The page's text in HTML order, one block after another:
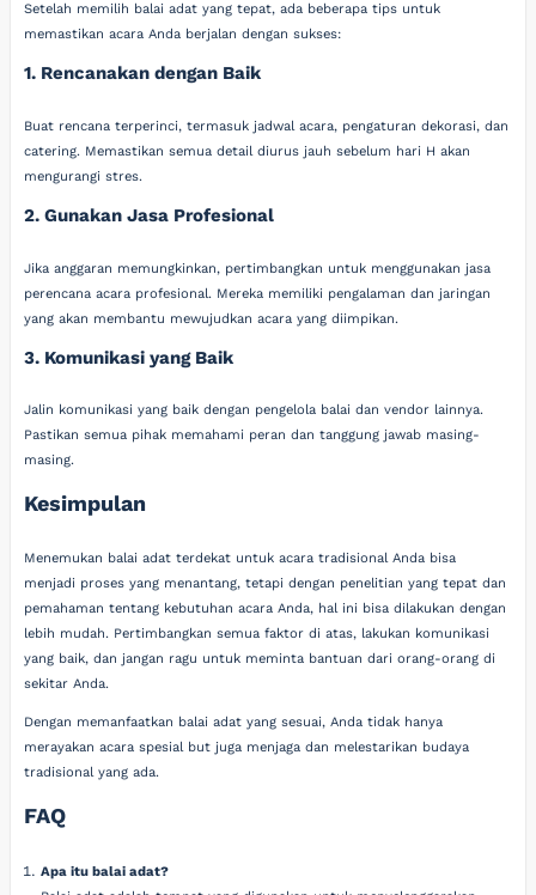
Setelah memilih balai adat yang tepat, ada beberapa tips untuk
memastikan acara Anda berjalan dengan sukses:
1. Rencanakan dengan Baik
Buat rencana terperinci, termasuk jadwal acara, pengaturan dekorasi, dan
catering. Memastikan semua detail diurus jauh sebelum hari H akan
mengurangi stres.
2. Gunakan Jasa Profesional
Jika anggaran memungkinkan, pertimbangkan untuk menggunakan jasa
perencana acara profesional. Mereka memiliki pengalaman dan jaringan
yang akan membantu mewujudkan acara yang diimpikan.
3. Komunikasi yang Baik
Jalin komunikasi yang baik dengan pengelola balai dan vendor lainnya.
Pastikan semua pihak memahami peran dan tanggung jawab masing-
masing.
Kesimpulan
Menemukan balai adat terdekat untuk acara tradisional Anda bisa
menjadi proses yang menantang, tetapi dengan penelitian yang tepat dan
pemahaman tentang kebutuhan acara Anda, hal ini bisa dilakukan dengan
lebih mudah. Pertimbangkan semua faktor di atas, lakukan komunikasi
yang baik, dan jangan ragu untuk meminta bantuan dari orang-orang di
sekitar Anda.
Dengan memanfaatkan balai adat yang sesuai, Anda tidak hanya
merayakan acara spesial but juga menjaga dan melestarikan budaya
tradisional yang ada.
FAQ
Apa itu balai adat?